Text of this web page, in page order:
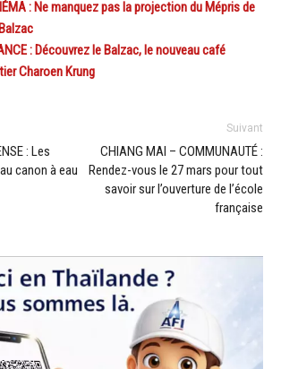
: Ne manquez pas la projection du Mépris de
: Découvrez le Balzac, le nouveau café
Charoen Krung
: Les
canon à eau
Suivant
CHIANG MAI – COMMUNAUTÉ :
Rendez-vous le 27 mars pour tout
savoir sur l’ouverture de l’école
française